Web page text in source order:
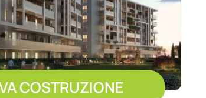
COSTRUZIONE